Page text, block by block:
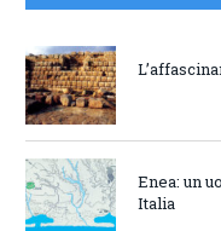
Enea: un
Italia